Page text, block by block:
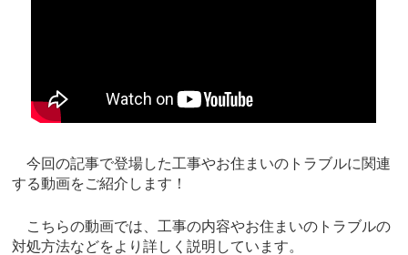
今回の記事で登場した工事やお住まいのトラブルに関連
する動画をご紹介します！
こちらの動画では、工事の内容やお住まいのトラブルの
対処方法などをより詳しく説明しています。